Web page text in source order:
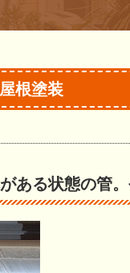
根塗装
ある状態の管